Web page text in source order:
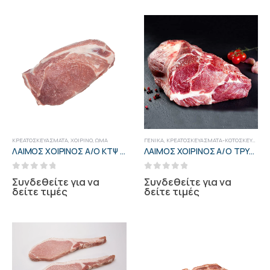
ΚΡΕΑΤΟΣΚΕΥΆΣΜΑΤΑ, ΧΟΙΡΙΝΌ, ΩΜΆ
ΛΑΙΜΟΣ ΧΟΙΡΙΝΟΣ Α/Ο ΚΤΨ ΕΕ
out of 5
Συνδεθείτε για να
δείτε τιμές
ΓΕΝΙΚΑ, ΚΡΕΑΤΟΣΚΕΥΆΣΜΑΤΑ-ΚΟΤΟΣΚΕΥΆΣΜΑΤΑ
ΛΑΙΜΟΣ ΧΟΙΡΙΝΟΣ Α/Ο ΤΡΥΦ/ΝΟΣ ΕΛΛ. ΕΠΕΞ ΚΤΨ VESTA
out of 5
Συνδεθείτε για να
δείτε τιμές